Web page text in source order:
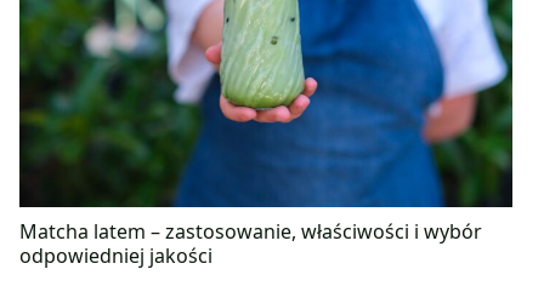
Matcha latem – zastosowanie, właściwości i wybór
odpowiedniej jakości